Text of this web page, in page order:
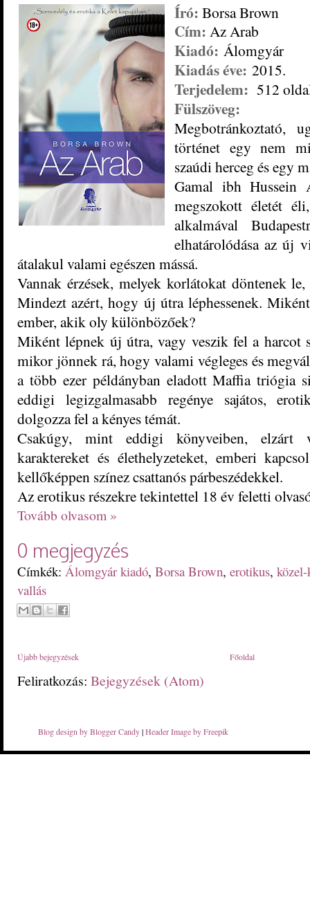
Író: Borsa Brown
Cím: Az Arab
Kiadó: Álomgyár
Kiadás éve: 2015.
Terjedelem: 512
Fülszöveg:
Megbotránkoztató,
történet egy nem
szaúdi herceg és egy
Gamal ibh Hussein
megszokott életét
alkalmával
elhatárolódása az új
átalakul valami egészen mássá.
Vannak érzések, melyek korlátokat döntenek
Mindezt azért, hogy új útra léphessenek.
ember, akik oly különbözőek?
Miként lépnek új útra, vagy veszik fel a harcot
mikor jönnek rá, hogy valami végleges és
a több ezer példányban eladott Maffia triógia
eddigi legizgalmasabb regénye sajátos,
dolgozza fel a kényes témát.
Csakúgy, mint eddigi könyveiben, elzárt
karaktereket és élethelyzeteket, emberi
kellőképpen színez csattanós párbeszédekkel.
Az erotikus részekre tekintettel 18 év feletti
Tovább olvasom »
0 megjegyzés
Címkék: Álomgyár kiadó, Borsa Brown, erotikus,
vallás
Újabb bejegyzések Főoldal
Feliratkozás: Bejegyzések (Atom)
Blog design by Blogger Candy|Header Image by Freepik